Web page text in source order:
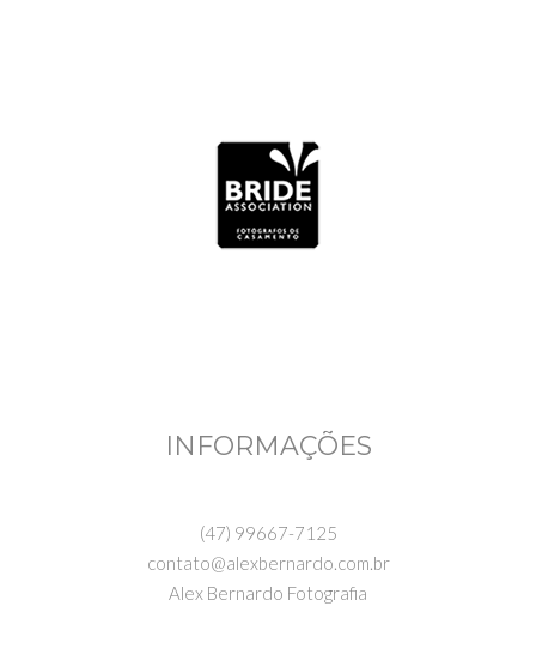
INFORMAÇÕES
(47) 99667-7125
contato@alexbernardo.com.br
Alex Bernardo Fotografia